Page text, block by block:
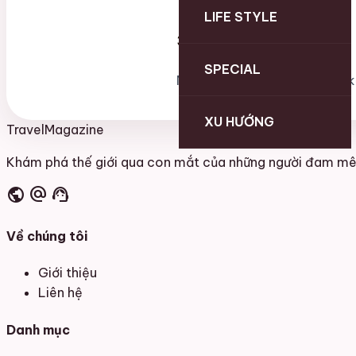
LIFE STYLE
SPECIAL
XU HƯỚNG
3. Liên kết Affiliate
Một số bài viết có chứa liên
TravelMagazine
Khám phá thế giới qua con mắt của những người đam
public alternate_email support_agent
Về chúng tôi
Giới thiệu
Liên hệ
Danh mục